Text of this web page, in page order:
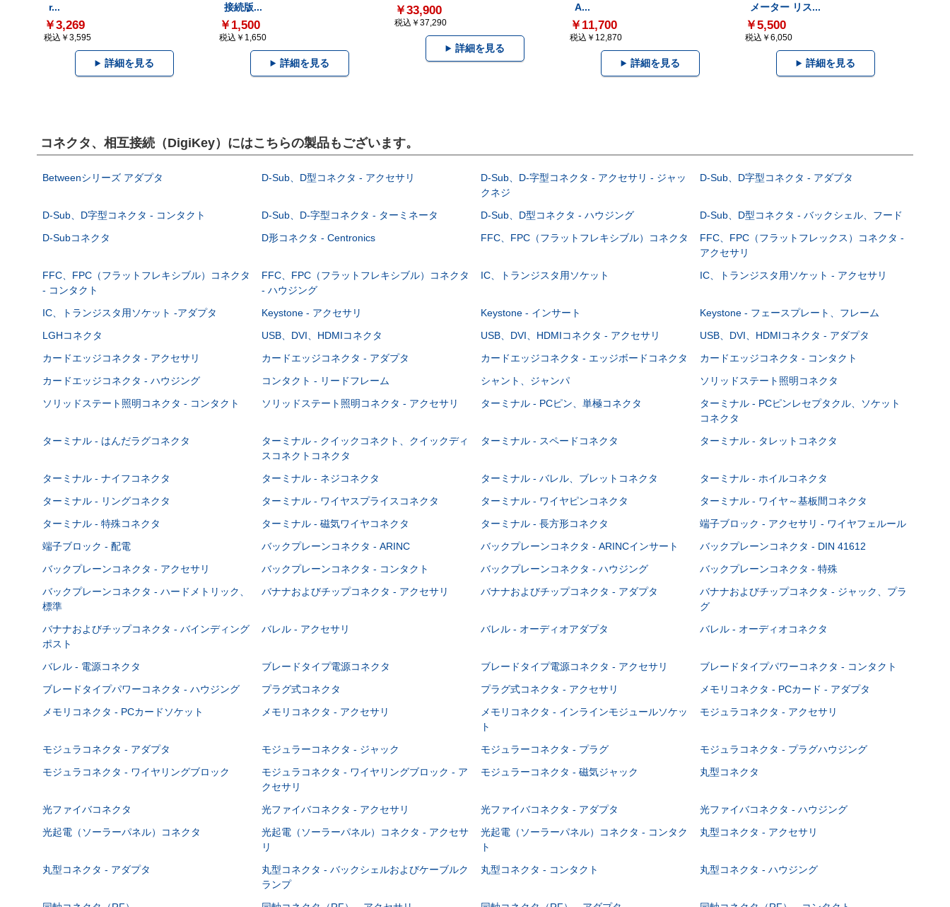
r...
￥3,269
税込￥3,595
詳細を見る
接続版...
￥1,500
税込￥1,650
詳細を見る
￥33,900
税込￥37,290
詳細を見る
A...
￥11,700
税込￥12,870
詳細を見る
メーター リス...
￥5,500
税込￥6,050
詳細を見る
コネクタ、相互接続（DigiKey）にはこちらの製品もございます。
Betweenシリーズ アダプタ D-Sub、D型コネクタ - アクセサリ
D-Sub、D-字型コネクタ - アクセサリ - ジャッ
クネジ
D-Sub、D字型コネクタ - アダプタ
D-Sub、D字型コネクタ - コンタクト D-Sub、D-字型コネクタ - ターミネータ D-Sub、D型コネクタ - ハウジング
D-Sub、D型コネクタ - バックシェル、フード
D-Subコネクタ
D形コネクタ - Centronics FFC、FPC（フラットフレキシブル）コネクタ
FFC、FPC（フラットフレックス）コネクタ -
アクセサリ
FFC、FPC（フラットフレキシブル）コネクタ
- コンタクト
FFC、FPC（フラットフレキシブル）コネクタ
- ハウジング
IC、トランジスタ用ソケット IC、トランジスタ用ソケット - アクセサリ
IC、トランジスタ用ソケット -アダプタ Keystone - アクセサリ Keystone - インサート
Keystone - フェースプレート、フレーム
LGHコネクタ
USB、DVI、HDMIコネクタ USB、DVI、HDMIコネクタ - アクセサリ
USB、DVI、HDMIコネクタ - アダプタ
カードエッジコネクタ - アクセサリ
カードエッジコネクタ - アダプタ カードエッジコネクタ - エッジボードコネクタ
カードエッジコネクタ - コンタクト
カードエッジコネクタ - ハウジング
コンタクト - リードフレーム シャント、ジャンパ
ソリッドステート照明コネクタ
ソリッドステート照明コネクタ - コンタクト
ソリッドステート照明コネクタ - アクセサリ ターミナル - PCピン、単極コネクタ
ターミナル - PCピンレセプタクル、ソケット
コネクタ
ターミナル - はんだラグコネクタ
ターミナル - クイックコネクト、クイックディ
スコネクトコネクタ
ターミナル - スペードコネクタ ターミナル - タレットコネクタ
ターミナル - ナイフコネクタ ターミナル - ネジコネクタ ターミナル - バレル、ブレットコネクタ
ターミナル - ホイルコネクタ
ターミナル - リングコネクタ
ターミナル - ワイヤスプライスコネクタ ターミナル - ワイヤピンコネクタ
ターミナル - ワイヤ～基板間コネクタ
ターミナル - 特殊コネクタ
ターミナル - 磁気ワイヤコネクタ ターミナル - 長方形コネクタ
端子ブロック - アクセサリ - ワイヤフェルール
端子ブロック - 配電
バックプレーンコネクタ - ARINC バックプレーンコネクタ - ARINCインサート
バックプレーンコネクタ - DIN 41612
バックプレーンコネクタ - アクセサリ
バックプレーンコネクタ - コンタクト バックプレーンコネクタ - ハウジング
バックプレーンコネクタ - 特殊
バックプレーンコネクタ - ハードメトリック、
標準
バナナおよびチップコネクタ - アクセサリ バナナおよびチップコネクタ - アダプタ
バナナおよびチップコネクタ - ジャック、プラ
グ
バナナおよびチップコネクタ - バインディング
ポスト
バレル - アクセサリ バレル - オーディオアダプタ バレル - オーディオコネクタ
バレル - 電源コネクタ ブレードタイプ電源コネクタ ブレードタイプ電源コネクタ - アクセサリ
ブレードタイプパワーコネクタ - コンタクト
ブレードタイプパワーコネクタ - ハウジング
プラグ式コネクタ プラグ式コネクタ - アクセサリ
メモリコネクタ - PCカード - アダプタ
メモリコネクタ - PCカードソケット
メモリコネクタ - アクセサリ
メモリコネクタ - インラインモジュールソケッ
ト
モジュラコネクタ - アクセサリ
モジュラコネクタ - アダプタ モジュラーコネクタ - ジャック モジュラーコネクタ - プラグ
モジュラコネクタ - プラグハウジング
モジュラコネクタ - ワイヤリングブロック
モジュラコネクタ - ワイヤリングブロック - ア
クセサリ
モジュラーコネクタ - 磁気ジャック 丸型コネクタ
光ファイバコネクタ 光ファイバコネクタ - アクセサリ 光ファイバコネクタ - アダプタ
光ファイバコネクタ - ハウジング
光起電（ソーラーパネル）コネクタ
光起電（ソーラーパネル）コネクタ - アクセサ
リ
光起電（ソーラーパネル）コネクタ - コンタク
ト
丸型コネクタ - アクセサリ
丸型コネクタ - アダプタ
丸型コネクタ - バックシェルおよびケーブルク
ランプ
丸型コネクタ - コンタクト 丸型コネクタ - ハウジング